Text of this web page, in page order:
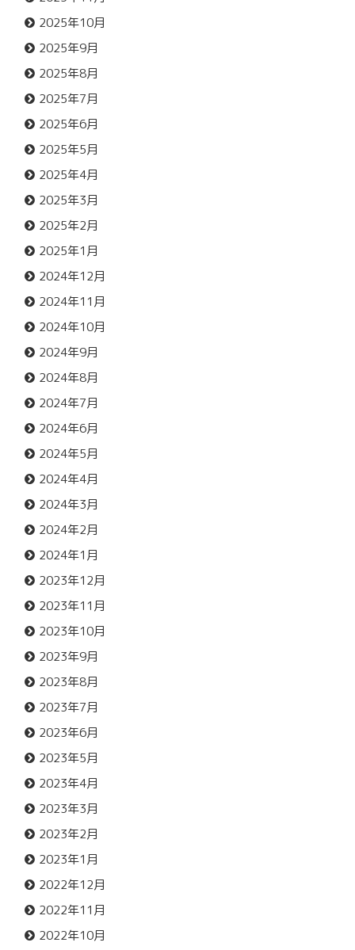
2025年10月
2025年9月
2025年8月
2025年7月
2025年6月
2025年5月
2025年4月
2025年3月
2025年2月
2025年1月
2024年12月
2024年11月
2024年10月
2024年9月
2024年8月
2024年7月
2024年6月
2024年5月
2024年4月
2024年3月
2024年2月
2024年1月
2023年12月
2023年11月
2023年10月
2023年9月
2023年8月
2023年7月
2023年6月
2023年5月
2023年4月
2023年3月
2023年2月
2023年1月
2022年12月
2022年11月
2022年10月